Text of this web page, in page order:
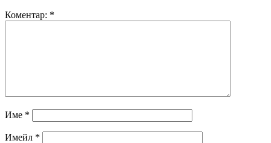
Коментар: *
Име *
Имейл *